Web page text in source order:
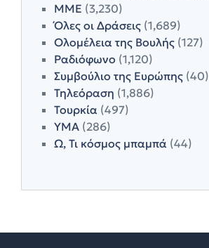
ΜΜΕ (3,230)
Όλες οι Δράσεις (1,689)
Ολομέλεια της Βουλής (127)
Ραδιόφωνο (1,120)
Συμβούλιο της Ευρώπης (40)
Τηλεόραση (1,886)
Τουρκία (497)
ΥΜΑ (286)
Ω, Τι κόσμος μπαμπά (44)